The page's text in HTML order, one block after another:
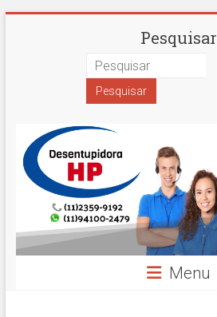
Desentupidora
Paulo
Hidro
Prime
Pesquisar
Menu